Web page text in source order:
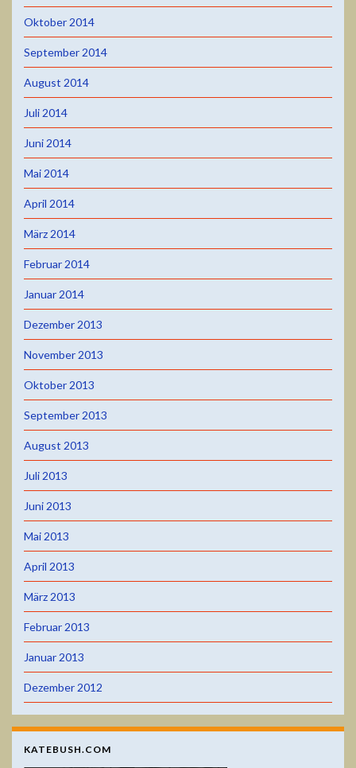
Oktober 2014
September 2014
August 2014
Juli 2014
Juni 2014
Mai 2014
April 2014
März 2014
Februar 2014
Januar 2014
Dezember 2013
November 2013
Oktober 2013
September 2013
August 2013
Juli 2013
Juni 2013
Mai 2013
April 2013
März 2013
Februar 2013
Januar 2013
Dezember 2012
KATEBUSH.COM